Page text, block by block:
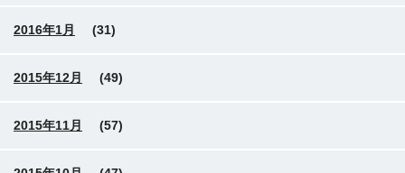
2016年1月 (31)
2015年12月 (49)
2015年11月 (57)